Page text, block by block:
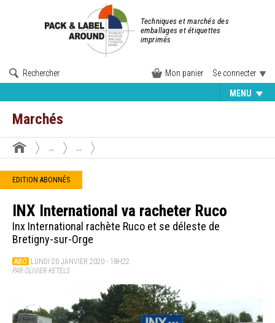
Techniques et marchés des
emballages et étiquettes
imprimés
Rechercher Mon panier Se connecter
MENU
Marchés
EDITION ABONNÉS
INX International va racheter Ruco
Inx International rachète Ruco et se déleste de
Bretigny-sur-Orge
ABO LUNDI 20 JANVIER 2020 - 18H22
PAR OLIVIER KETELS